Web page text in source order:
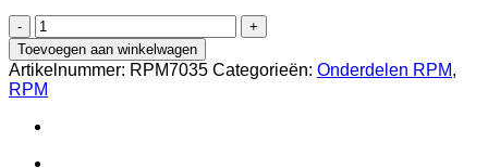
RPM
RC10GT
REAR
BULKHEAD
aantal
Toevoegen aan winkelwagen
Artikelnummer: RPM7035 Categorieën: Onderdelen RPM,
RPM